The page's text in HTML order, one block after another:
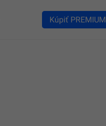
Kúpiť PREMIUM